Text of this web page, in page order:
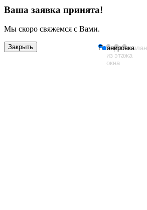
Планировка
Вид
из
окна
План
этажа
Генплан
Ваша заявка принята!
Мы скоро свяжемся с Вами.
Закрыть